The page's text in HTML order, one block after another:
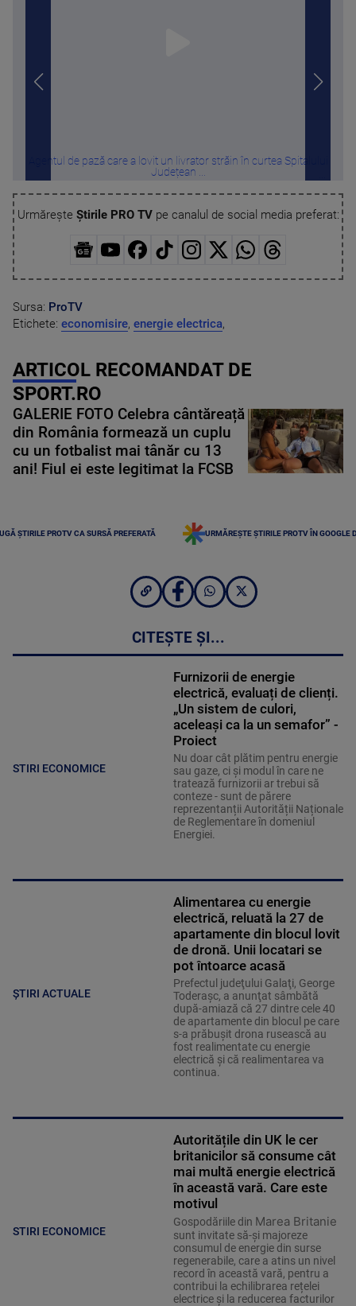
Agentul de pază care a lovit un livrator străin în curtea Spitalului
Județean ...
Urmărește Știrile PRO TVpe canalul de social media preferat:
Sursa: ProTV
Etichete: economisire, energie electrica,
ARTICOL RECOMANDAT DE
SPORT.RO
GALERIE FOTO Celebra cântăreață
din România formează un cuplu
cu un fotbalist mai tânăr cu 13
ani! Fiul ei este legitimat la FCSB
ȘTIRILE PROTV CA SURSĂ PREFERATĂ URMĂREȘTE ȘTIRILE PROTV ÎN GOOGLE
CITEȘTE ȘI...
STIRI ECONOMICE
Furnizorii de energie
electrică, evaluați de clienți.
„Un sistem de culori,
aceleași ca la un semafor” -
Proiect
Nu doar cât plătim pentru energie
sau gaze, ci și modul în care ne
tratează furnizorii ar trebui să
conteze - sunt de părere
reprezentanții Autorității Naționale
de Reglementare în domeniul
Energiei.
ȘTIRI ACTUALE
Alimentarea cu energie
electrică, reluată la 27 de
apartamente din blocul lovit
de dronă. Unii locatari se
pot întoarce acasă
Prefectul judeţului Galaţi, George
Toderaşc, a anunţat sâmbătă
după-amiază că 27 dintre cele 40
de apartamente din blocul pe care
s-a prăbuşit drona rusească au
fost realimentate cu energie
electrică şi că realimentarea va
continua.
STIRI ECONOMICE
Autoritățile din UK le cer
britanicilor să consume cât
mai multă energie electrică
în această vară. Care este
motivul
Gospodăriile din Marea Britanie
sunt invitate să-și majoreze
consumul de energie din surse
regenerabile, care a atins un nivel
record în această vară, pentru a
contribui la echilibrarea rețelei
electrice și la reducerea facturilor